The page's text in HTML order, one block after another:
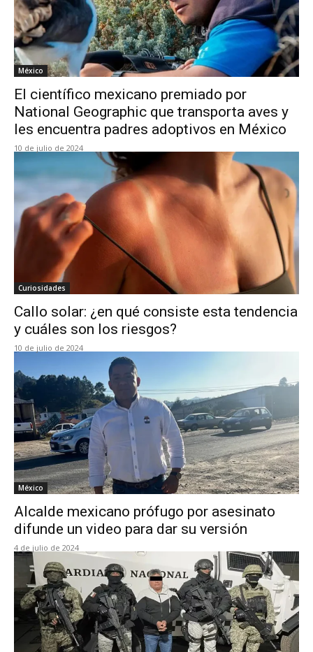
México
El científico mexicano premiado por
National Geographic que transporta aves y
les encuentra padres adoptivos en México
10 de julio de 2024
Curiosidades
Callo solar: ¿en qué consiste esta tendencia
y cuáles son los riesgos?
10 de julio de 2024
México
Alcalde mexicano prófugo por asesinato
difunde un video para dar su versión
4 de julio de 2024